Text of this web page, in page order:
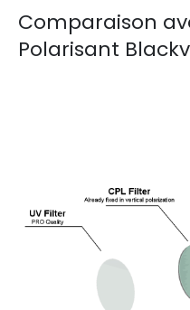
Comparaison
Polarisant